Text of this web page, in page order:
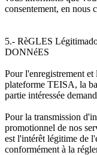
consentement, en nous
5.- RèGLES
DONNéES
Pour l'enregistrement
plateforme TEISA, la
partie intéressée
Pour la transmission
promotionnel de nos
est l'intérêt légitime de
conformément à la